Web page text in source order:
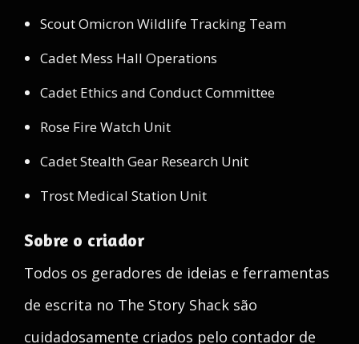
Scout Omicron Wildlife Tracking Team
Cadet Mess Hall Operations
Cadet Ethics and Conduct Committee
Rose Fire Watch Unit
Cadet Stealth Gear Research Unit
Trost Medical Station Unit
Sobre o criador
Todos os geradores de ideias e ferramentas
de escrita no The Story Shack são
cuidadosamente criados pelo contador de